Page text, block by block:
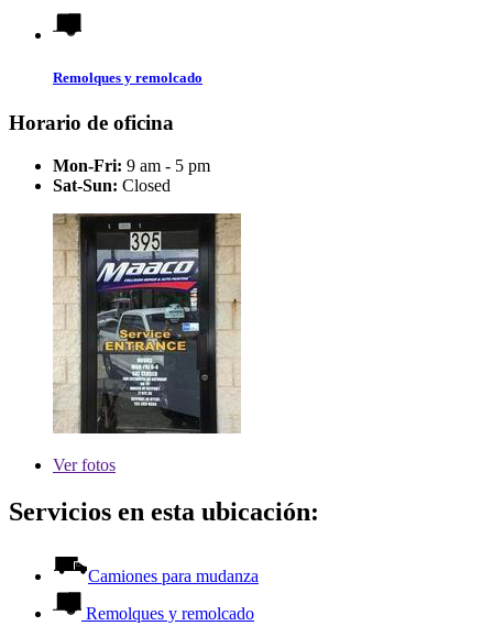
Remolques y remolcado
Horario de oficina
Mon-Fri: 9 am - 5 pm
Sat-Sun: Closed
Verfotos
Servicios en esta ubicación:
Camiones para mudanza
Remolques y remolcado